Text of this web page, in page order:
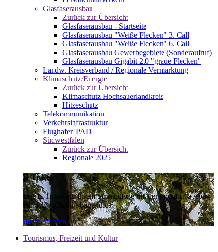
Glasfaserausbau
Zurück zur Übersicht
Glasfaserausbau - Startseite
Glasfaserausbau "Weiße Flecken" 3. Call
Glasfaserausbau "Weiße Flecken" 6. Call
Glasfaserausbau Gewerbegebiete (Sonderaufruf)
Glasfaserausbau Gigabit 2.0 "graue Flecken"
Landw. Kreisverband / Regionale Vermarktung
Klimaschutz/Energie
Zurück zur Übersicht
Klimaschutz Hochsauerlandkreis
Hitzeschutz
Telekommunikation
Verkehrsinfrastruktur
Flughafen PAD
Südwestfalen
Zurück zur Übersicht
Regionale 2025
E-Ticket
Das E-Ticket auf Ihrem Smartphone mit der mobil info App -
einfach - schnell - bargeldlos
mehr erfahren
Tourismus, Freizeit und Kultur